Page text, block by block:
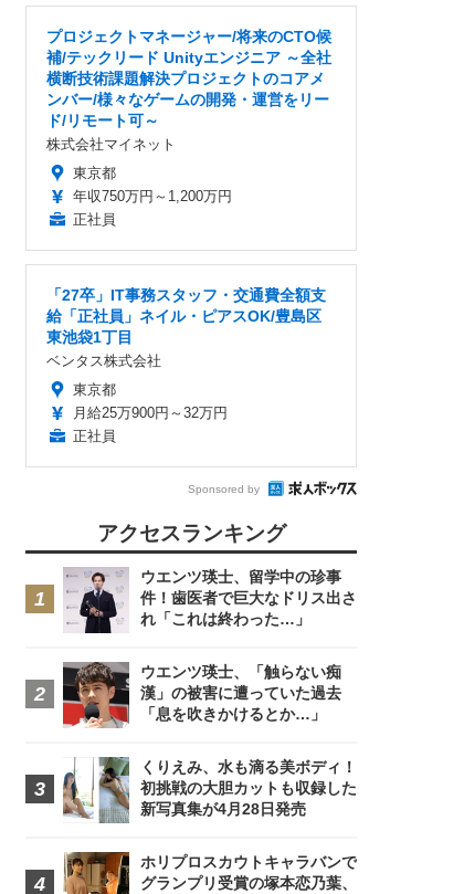
プロジェクトマネージャー/将来のCTO候
補/テックリード Unityエンジニア ～全社
横断技術課題解決プロジェクトのコアメ
ンバー/様々なゲームの開発・運営をリー
ド/リモート可～
株式会社マイネット
東京都
年収750万円～1,200万円
正社員
「27卒」IT事務スタッフ・交通費全額支
給「正社員」ネイル・ピアスOK/豊島区
東池袋1丁目
ベンタス株式会社
東京都
月給25万900円～32万円
正社員
Sponsored by
アクセスランキング
ウエンツ瑛士、留学中の珍事
件！歯医者で巨大なドリス出さ
れ「これは終わった…」
ウエンツ瑛士、「触らない痴
漢」の被害に遭っていた過去
「息を吹きかけるとか…」
くりえみ、水も滴る美ボディ！
初挑戦の大胆カットも収録した
新写真集が4月28日発売
ホリプロスカウトキャラバンで
グランプリ受賞の塚本恋乃葉、